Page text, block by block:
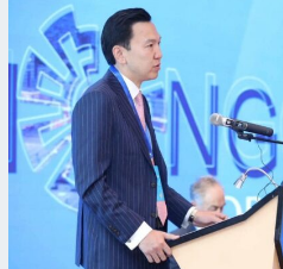
Форум”
харилцаа
холбооны
салбарын
дэд
бүтцийг
сайжруулахад
чухал